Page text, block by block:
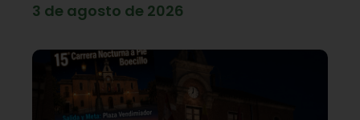
3 de agosto de 2026